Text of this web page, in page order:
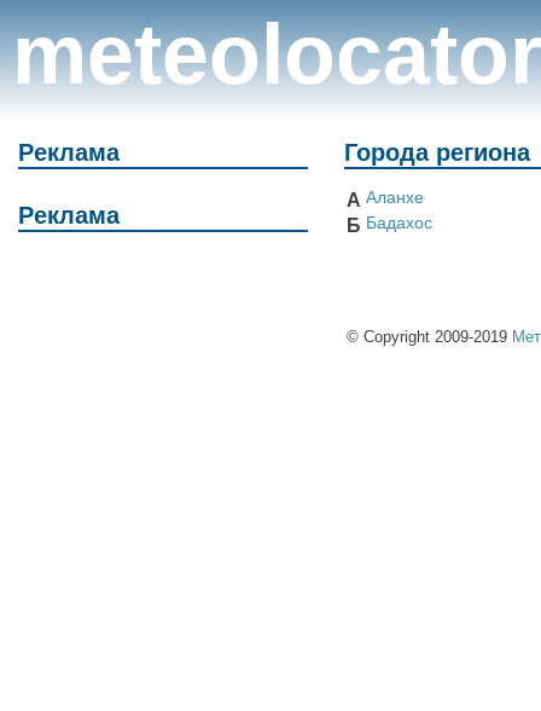
meteolocator
Реклама
Реклама
Города региона
А Аланхе
Б Бадахос
© Copyright 2009-2019